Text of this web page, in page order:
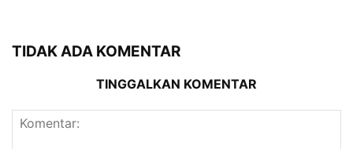
TIDAK ADA KOMENTAR
TINGGALKAN KOMENTAR